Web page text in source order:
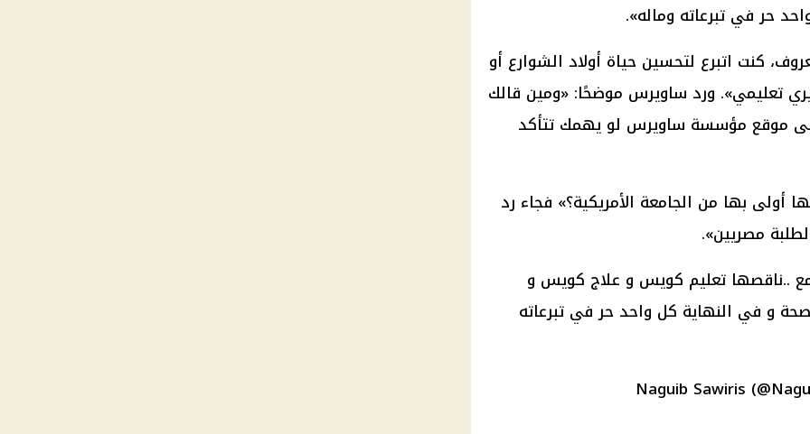
حر في تبرعاته وماله».
كنت اتبرع لتحسين حياة أولاد الشوارع أو
تعليمي». ورد ساويرس موضحًا: «ومين قالك
موقع مؤسسة ساويرس لو يهمك تتأكد
أولى بها من الجامعة الأمريكية؟» فجاء رد
مصريين».
..ناقصها تعليم كويس و علاج كويس و
و في النهاية كل واحد حر في تبرعاته